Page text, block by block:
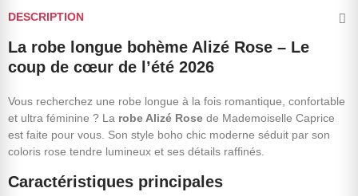
DESCRIPTION
La robe longue bohème Alizé Rose – Le
coup de cœur de l’été 2026
Vous recherchez une robe longue à la fois romantique, confortable
et ultra féminine ? La robe Alizé Rose de Mademoiselle Caprice
est faite pour vous. Son style boho chic moderne séduit par son
coloris rose tendre lumineux et ses détails raffinés.
Caractéristiques principales